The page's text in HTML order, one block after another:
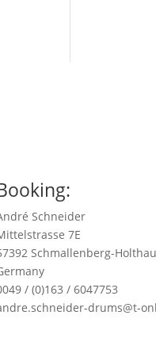
Schneider
7E
Schmallenberg-
/ (0)163 / 6047753
drums@t-